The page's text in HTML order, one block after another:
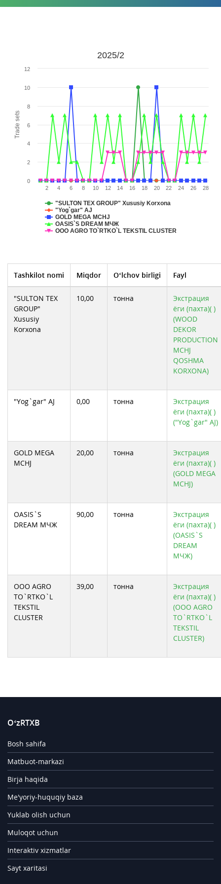
Trade sets
2025/2
"SULTON TEX GROUP" Xususiy Korxona
"Yog`gar" AJ
GOLD MEGA MCHJ
OASIS`S DREAM МЧЖ
ООО AGRO TO`RTKO`L TEKSTIL CLUSTER
2 4 6 8 10 12 14 16 18 20 22 24 26 28
0
2
4
6
8
10
12
Tashkilot nomi Miqdor O‘lchov birligi Fayl
"SULTON TEX
GROUP"
Xususiy
Korxona
10,00 тонна
Экстрация
ёги (пахта)( )
(WOOD
DEKOR
PRODUCTION
MCHJ
QOSHMA
KORXONA)
"Yog`gar" AJ 0,00 тонна
Экстрация
ёги (пахта)( )
("Yog`gar" AJ)
GOLD MEGA
MCHJ
20,00 тонна
Экстрация
ёги (пахта)( )
(GOLD MEGA
MCHJ)
OASIS`S
DREAM МЧЖ
90,00 тонна
Экстрация
ёги (пахта)( )
(OASIS`S
DREAM
МЧЖ)
ООО AGRO
TO`RTKO`L
TEKSTIL
CLUSTER
39,00 тонна
Экстрация
ёги (пахта)( )
(ООО AGRO
TO`RTKO`L
TEKSTIL
CLUSTER)
O‘zRTXB
Bosh sahifa
Matbuot-markazi
Birja haqida
Me'yoriy-huquqiy baza
Yuklab olish uchun
Muloqot uchun
Interaktiv xizmatlar
Sayt xaritasi